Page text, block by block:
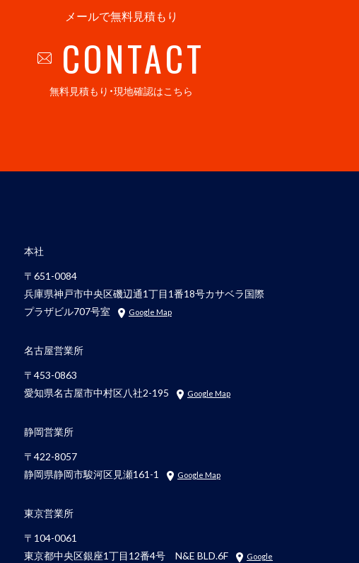
メールで無料見積もり
CONTACT
無料見積もり・現地確認はこちら
本社
〒651-0084
兵庫県神戸市中央区磯辺通1丁目1番18号カサベラ国際
プラザビル707号室
Google Map
名古屋営業所
〒453-0863
愛知県名古屋市中村区八社2-195
Google Map
静岡営業所
〒422-8057
静岡県静岡市駿河区見瀬161-1
Google Map
東京営業所
〒104-0061
東京都中央区銀座1丁目12番4号 N&E BLD.6F
Google